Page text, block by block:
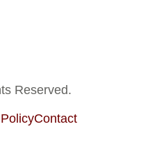
Reserved.
Contact